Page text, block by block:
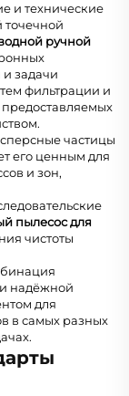
и технические
точечной
ручной
задачи
фильтрации и
частицы
его ценным для
и зон,
пылесос для
чистоты
надёжной
для
в самых разных